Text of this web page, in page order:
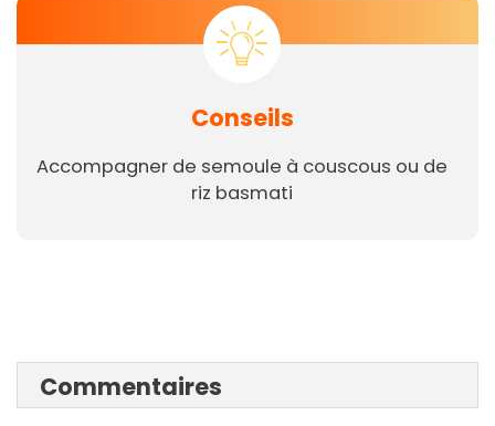
Conseils
Accompagner de semoule à couscous ou de
riz basmati
Commentaires